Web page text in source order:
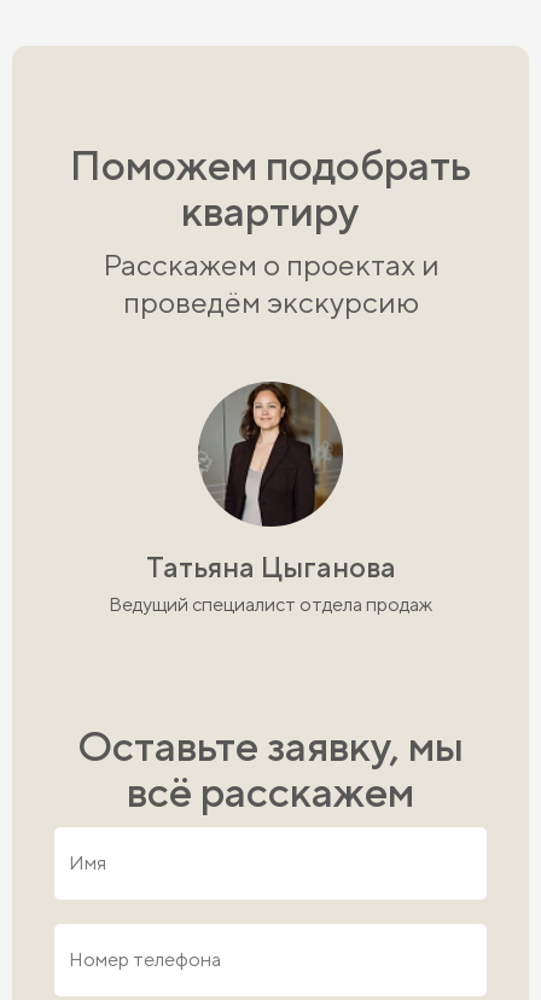
Поможем подобрать
квартиру
Расскажем о проектах и
проведём экскурсию
Татьяна Цыганова
Ведущий специалист отдела продаж
Оставьте заявку, мы
всё расскажем